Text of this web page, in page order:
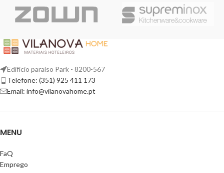
Edifício paraíso Park - 8200-567
Telefone: (351) 925 411 173
Email: info@vilanovahome.pt
MENU
FaQ
Emprego